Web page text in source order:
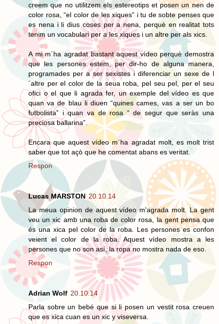
creem que no utilitzem els estereotips et posen un nen de
color rosa, “el color de les xiques” i tu de sobte penses que
es nena i li dius coses per a nena, perquè en realitat tots
tenim un vocabulari per a les xiques i un altre per als xics.
A mi m´ha agradat bastant aquest vídeo perquè demostra
que les persones estem, per dir-ho de alguna manera,
programades per a ser sexistes i diferenciar un sexe de l
´altre per el color de la seua roba, pel seu pel, per el seu
ofici o el que li agrada fer, un exemple del vídeo es que
quan va de blau li diuen “quines cames, vas a ser un bo
futbolista” i quan va de rosa “ de segur que seràs una
preciosa ballarina”.
Encara que aquest vídeo m´ha agradat molt, es molt trist
saber que tot açò que he comentat abans es veritat.
Respon
Lucas MARSTON 20.10.14
La meua opinion de aquest vídeo m'agrada molt. La gent
veu un xic amb una roba de color rosa, la gent pensa que
és una xica pel color de la roba. Les persones es confon
veient el color de la roba. Aquest vídeo mostra a les
persones que no son así, la ropa no mostra nada de eso.
Respon
Adrian Wolf 20.10.14
Parla sobre un bebé que si li posen un vestit rosa creuen
que es xica cuan es un xic y viseversa.